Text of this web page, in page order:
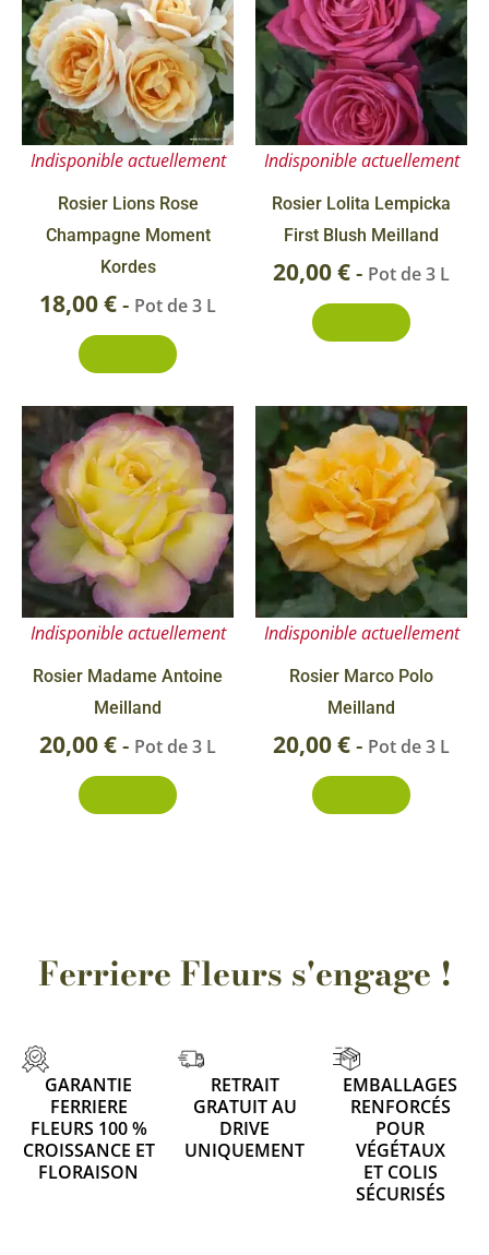
Indisponible actuellement
Rosier Lions Rose
Champagne Moment
Kordes
18,00€- Pot de 3 L
Indisponible actuellement
Rosier Lolita Lempicka
First Blush Meilland
20,00€- Pot de 3 L
Indisponible actuellement
Rosier Madame Antoine
Meilland
20,00€- Pot de 3 L
Indisponible actuellement
Rosier Marco Polo
Meilland
20,00€- Pot de 3 L
Ferriere Fleurs s'engage !
GARANTIE
FERRIERE
FLEURS 100 %
CROISSANCE ET
FLORAISON
RETRAIT
GRATUIT AU
DRIVE
UNIQUEMENT
EMBALLAGES
RENFORCÉS
POUR
VÉGÉTAUX
ET COLIS
SÉCURISÉS